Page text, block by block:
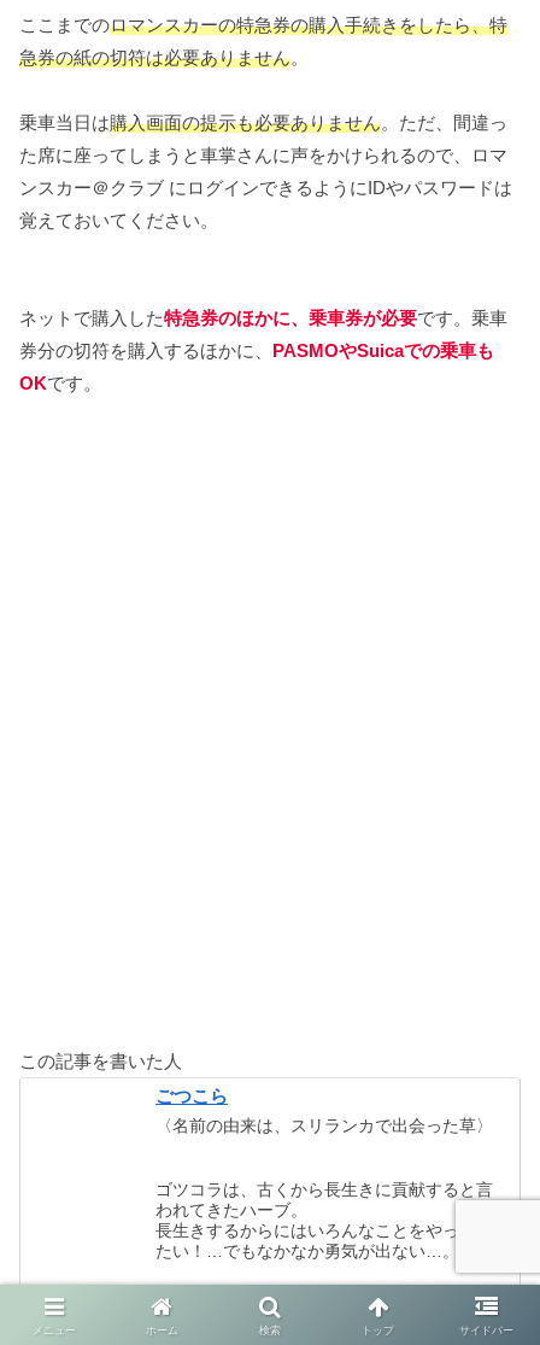
ここまでのロマンスカーの特急券の購入手続きをしたら、特
急券の紙の切符は必要ありません。
乗車当日は購入画面の提示も必要ありません。ただ、間違っ
た席に座ってしまうと車掌さんに声をかけられるので、ロマ
ンスカー＠クラブ にログインできるようにIDやパスワードは
覚えておいてください。
ネットで購入した特急券のほかに、乗車券が必要です。乗車
券分の切符を購入するほかに、 PASMOやSuicaでの乗車も
OKです。
この記事を書いた人
ごつこら
〈名前の由来は、スリランカで出会った草〉
ゴツコラは、古くから長生きに貢献すると言
われてきたハーブ。
長生きするからにはいろんなことをやってみ
たい！…でもなかなか勇気が出ない…。
ごつこら記では、失敗がこわい私が一歩踏み
出して体験したことを綴っています。
私の体験談があなたのチャレンジの背中を押
メニュー ホーム 検索 トップ サイドバー